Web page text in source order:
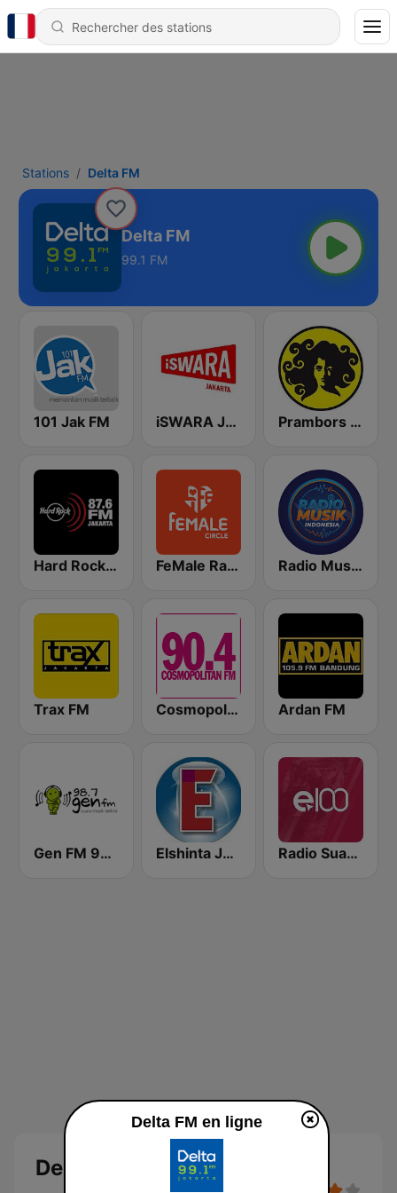
Stations Delta FM
Delta FM
99.1 FM
101 Jak FM iSWARA Jakarta Prambors FM 102.2 Jakarta
Hard Rock FM 87.6 - Jakarta FeMale Radio 97.9 FM Radio Music Indonesia
Trax FM Cosmopolitan FM Ardan FM
Gen FM 98.7 Elshinta Jakarta Radio Suara Surabaya
Delta FM
Delta FM en ligne